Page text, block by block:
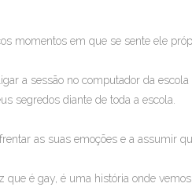
momentos em que se sente ele
a sessão no computador da
segredos diante de toda a escola.
as suas emoções e a assumir
que é gay, é uma história onde